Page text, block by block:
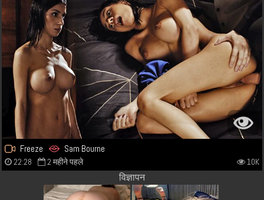
Freeze Sam Bourne
22:28 2 महीने पहले 10K
विज्ञापन